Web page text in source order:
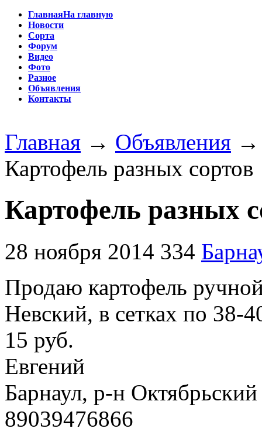
ГлавнаяНа главную
Новости
Сорта
Форум
Видео
Фото
Разное
Объявления
Контакты
Главная → Объявления
Картофель разных сортов
Картофель разных
28 ноября 2014 334
Продаю картофель
Невский, в сетках по 38-
15 руб.
Евгений
Барнаул, р-н Октябрьский
89039476866